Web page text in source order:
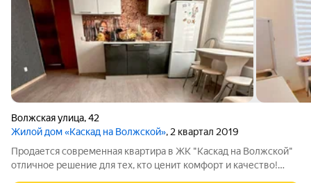
Волжская улица,42
Жилой дом «Каскад на Волжской», 2 квартал 2019
Продается современная квартира в ЖК "Каскад на Волжской"
отличное решение для тех, кто ценит комфорт и качество!